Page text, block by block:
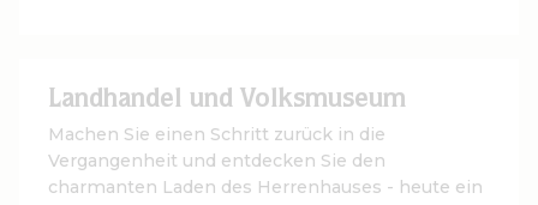
Landhandel und Volksmuseum
Machen Sie einen Schritt zurück in die
Vergangenheit und entdecken Sie den
charmanten Laden des Herrenhauses - heute ein